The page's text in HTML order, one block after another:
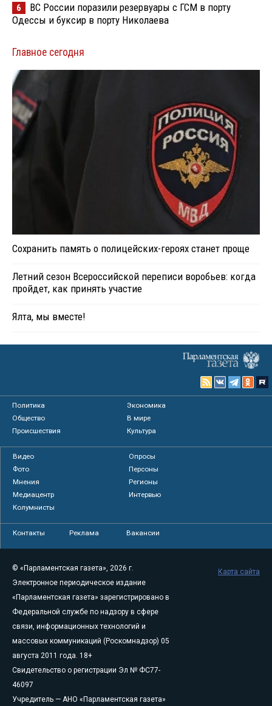
6
ВС России поразили резервуары с ГСМ в порту
Одессы и буксир в порту Николаева
Главное сегодня
Сохранить память о полицейских-героях станет проще
Летний сезон Всероссийской переписи воробьев: когда
пройдет, как принять участие
Ялта, мы вместе!
Политика
Экономика
Общество
В мире
Происшествия
Культура
Видео
Опросы
Фото
Персоны
Мнения
Регионы
Медиацентр
Интервью
Колумнисты
Контакты Реклама Вакансии
© «Парламентская газета», 2026 г.
Электронное периодическое издание
«Парламентская газета» зарегистрировано в
Федеральной службе по надзору в сфере
связи, информационных технологий и
массовых коммуникаций (Роскомнадзор) 05
августа 2011 года. 18+
Свидетельство о регистрации Эл № ФС77-
46097
Учредитель — АНО «Парламентская газета»
Карта сайта